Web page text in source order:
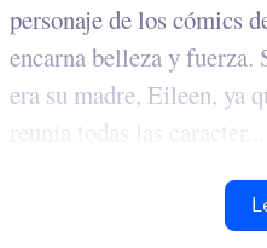
personaje de los cómics
encarna belleza y fuerza.
era su madre, Eileen, ya
reunía todas las caracter...